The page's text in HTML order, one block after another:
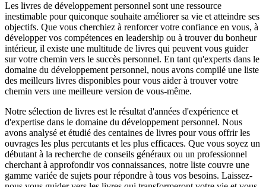
Les livres de développement personnel sont une ressource
inestimable pour quiconque souhaite améliorer sa vie et atteindre ses
objectifs. Que vous cherchiez à renforcer votre confiance en vous, à
développer vos compétences en leadership ou à trouver du bonheur
intérieur, il existe une multitude de livres qui peuvent vous guider
sur votre chemin vers le succès personnel. En tant qu'experts dans le
domaine du développement personnel, nous avons compilé une liste
des meilleurs livres disponibles pour vous aider à trouver votre
chemin vers une meilleure version de vous-même.
Notre sélection de livres est le résultat d'années d'expérience et
d'expertise dans le domaine du développement personnel. Nous
avons analysé et étudié des centaines de livres pour vous offrir les
ouvrages les plus percutants et les plus efficaces. Que vous soyez un
débutant à la recherche de conseils généraux ou un professionnel
cherchant à approfondir vos connaissances, notre liste couvre une
gamme variée de sujets pour répondre à tous vos besoins. Laissez-